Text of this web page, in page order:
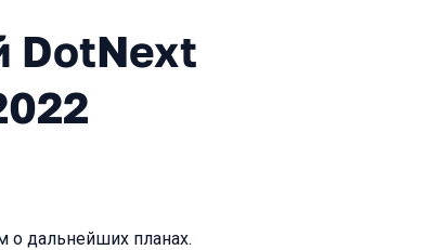
DotNext
о дальнейших планах.